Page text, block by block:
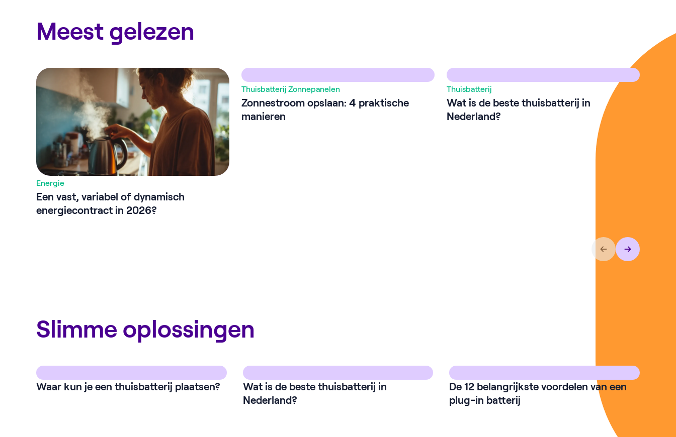
Meest gelezen
Energie
Een vast, variabel of dynamisch
energiecontract in 2026?
Thuisbatterij Zonnepanelen
Zonnestroom opslaan: 4 praktische
manieren
Thuisbatterij
Wat is de beste thuisbatterij in
Nederland?
Slimme oplossingen
Waar kun je een thuisbatterij plaatsen?
Wat is de beste thuisbatterij in
Nederland?
De 12 belangrijkste voordelen van een
plug-in batterij